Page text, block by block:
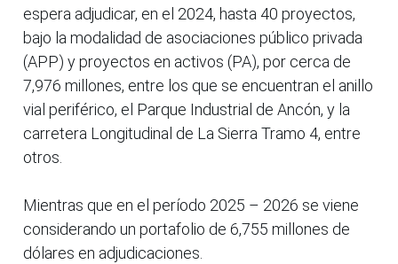
espera adjudicar, en el 2024, hasta 40 proyectos,
bajo la modalidad de asociaciones público privada
(APP) y proyectos en activos (PA), por cerca de
7,976 millones, entre los que se encuentran el anillo
vial periférico, el Parque Industrial de Ancón, y la
carretera Longitudinal de La Sierra Tramo 4, entre
otros.
Mientras que en el período 2025 – 2026 se viene
considerando un portafolio de 6,755 millones de
dólares en adjudicaciones.